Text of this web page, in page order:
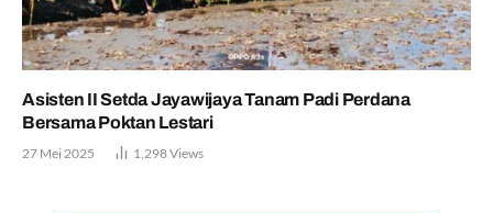
Asisten II Setda Jayawijaya Tanam Padi Perdana
Bersama Poktan Lestari
27 Mei 2025 1,298Views